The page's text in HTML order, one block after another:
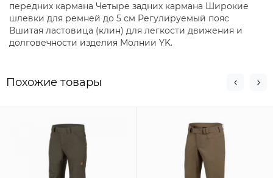
передних кармана Четыре задних кармана Широкие
шлевки для ремней до 5 см Регулируемый пояс
Вшитая ластовица (клин) для легкости движения и
долговечности изделия Молнии YK.
Похожие товары